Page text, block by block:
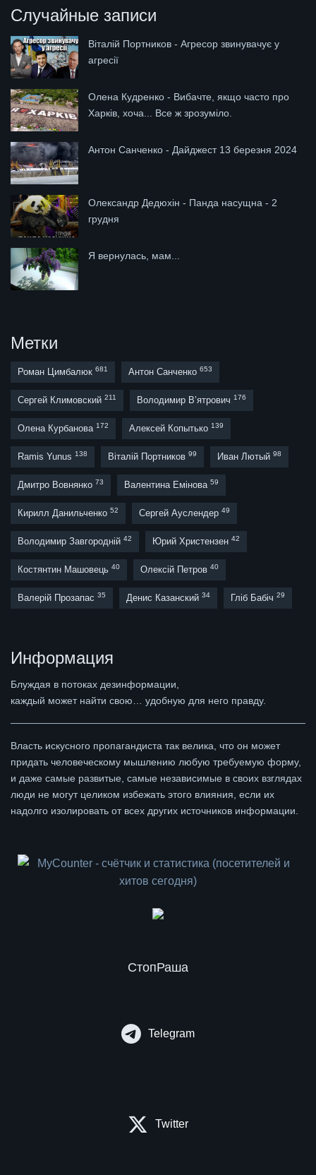
Случайные записи
Віталій Портников - Агресор звинувачує у
агресії
Олена Кудренко - Вибачте, якщо часто про
Харків, хоча... Все ж зрозуміло.
Антон Санченко - Дайджест 13 березня 2024
Олександр Дедюхін - Панда насущна - 2
грудня
Я вернулась, мам...
Метки
Роман Цимбалюк 681 Антон Санченко 653
Сергей Климовский 211 Володимир В’ятрович 176
Олена Курбанова 172 Алексей Копытько 139
Ramis Yunus 138 Віталій Портников 99 Иван Лютый 98
Дмитро Вовнянко 73 Валентина Емінова 59
Кирилл Данильченко 52 Сергей Ауслендер 49
Володимир Завгородній 42 Юрий Христензен 42
Костянтин Машовець 40 Олексій Петров 40
Валерій Прозапас 35 Денис Казанский 34 Гліб Бабіч 29
Информация
Блуждая в потоках дезинформации,
каждый может найти свою… удобную для него правду.
Власть искусного пропагандиста так велика, что он может
придать человеческому мышлению любую требуемую форму,
и даже самые развитые, самые независимые в своих взглядах
люди не могут целиком избежать этого влияния, если их
надолго изолировать от всех других источников информации.
СтопРаша
Telegram
Twitter